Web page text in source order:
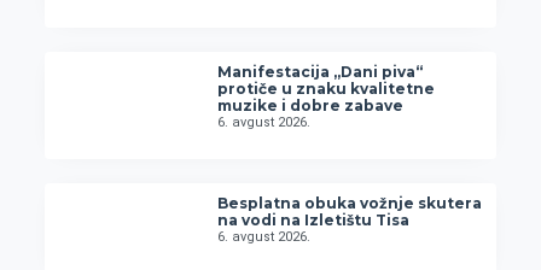
Manifestacija „Dani piva“
protiče u znaku kvalitetne
muzike i dobre zabave
6. avgust 2026.
Besplatna obuka vožnje skutera
na vodi na Izletištu Tisa
6. avgust 2026.